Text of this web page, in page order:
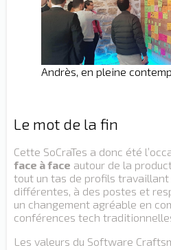
Andrès, en pleine
Le mot de la fin
Cette SoCraTes a donc été
face à face autour de la
tout un tas de profils
différentes, à des postes et
un changement agréable en
conférences tech
Les valeurs du Software